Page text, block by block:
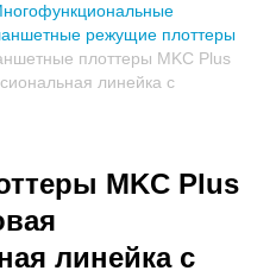
режущие плоттеры
плоттеры MKC Plus
линейка с
MKC Plus
линейка с